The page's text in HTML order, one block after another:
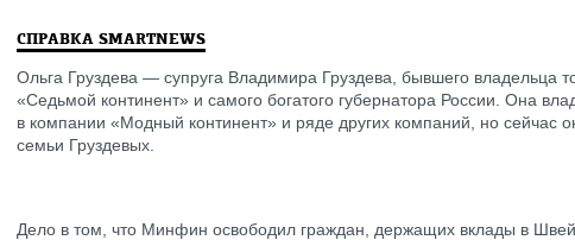
СПРАВКА SMARTNEWS
Ольга Груздева — супруга Владимира Груздева, бывшего владельца
«Седьмой континент» и самого богатого губернатора России. Она
в компании «Модный континент» и ряде других компаний, но сейчас
семьи Груздевых.
Дело в том, что Минфин освободил граждан, держащих вклады в